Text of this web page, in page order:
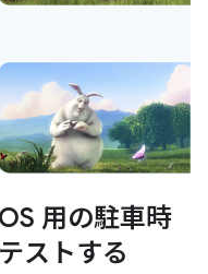
用の駐車時
ストする